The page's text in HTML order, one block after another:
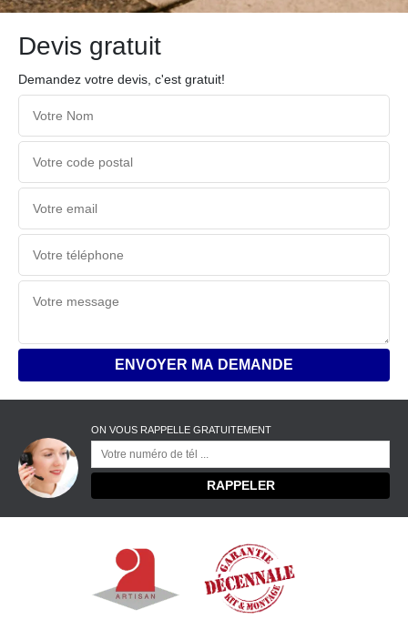
Devis gratuit
Demandez votre devis, c'est gratuit!
ON VOUS RAPPELLE GRATUITEMENT